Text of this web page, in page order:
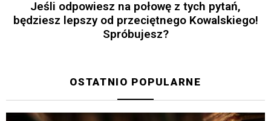
Jeśli odpowiesz na połowę z tych pytań,
będziesz lepszy od przeciętnego Kowalskiego!
Spróbujesz?
OSTATNIO POPULARNE